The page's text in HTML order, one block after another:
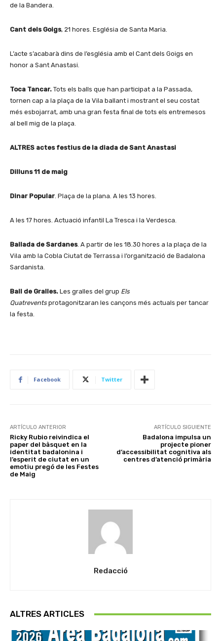
de la Bandera.
Cant dels Goigs, 21 hores. Església de Santa Maria.
L’acte s’acabarà dins de l’església amb el Cant dels Goigs en
honor a Sant Anastasi.
Toca Tancar. Tots els balls que han participat a la Passada,
tornen cap a la plaça de la Vila ballant i mostrant el seu costat
més esbojarrat, amb una gran festa final de tots els entremesos
al bell mig de la plaça.
ALTRES actes festius de la diada de Sant Anastasi
Dilluns 11 de maig
Dinar Popular. Plaça de la plana. A les 13 hores.
A les 17 hores. Actuació infantil La Tresca i la Verdesca.
Ballada de Sardanes. A partir de les 18.30 hores a la plaça de la
Vila amb la Cobla Ciutat de Terrassa i l’organització de Badalona
Sardanista.
Ball de Gralles. Les gralles del grup Els
Quatrevents protagonitzaran les cançons més actuals per tancar
la festa.
Facebook Twitter
ARTÍCULO ANTERIOR
Ricky Rubio reivindica el
paper del bàsquet en la
identitat badalonina i
l’esperit de ciutat en un
emotiu pregó de les Festes
de Maig
ARTÍCULO SIGUIENTE
Badalona impulsa un
projecte pioner
d’accessibilitat cognitiva als
centres d’atenció primària
Redacció
ALTRES ARTICLES